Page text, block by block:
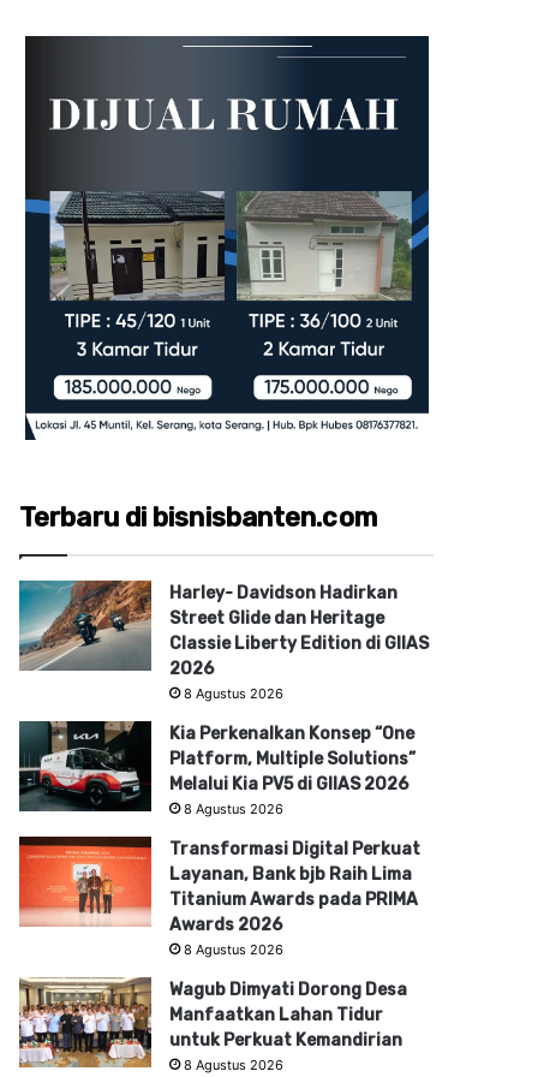
Terbaru di bisnisbanten.com
Harley- Davidson Hadirkan
Street Glide dan Heritage
Classie Liberty Edition di GIIAS
2026
8 Agustus 2026
Kia Perkenalkan Konsep “One
Platform, Multiple Solutions”
Melalui Kia PV5 di GIIAS 2026
8 Agustus 2026
Transformasi Digital Perkuat
Layanan, Bank bjb Raih Lima
Titanium Awards pada PRIMA
Awards 2026
8 Agustus 2026
Wagub Dimyati Dorong Desa
Manfaatkan Lahan Tidur
untuk Perkuat Kemandirian
8 Agustus 2026